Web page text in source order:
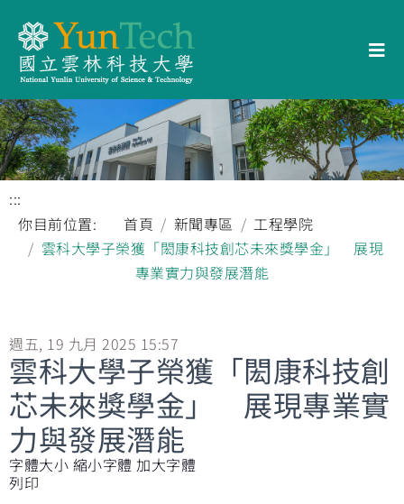
:::
你目前位置:
首頁 新聞專區
工程學院
雲科大學子榮獲「閎康科技創芯未來獎學金」 展現
專業實力與發展潛能
週五, 19 九月 2025 15:57
雲科大學子榮獲「閎康科技創
芯未來獎學金」 展現專業實
力與發展潛能
字體大小 縮小字體 加大字體
列印